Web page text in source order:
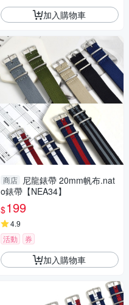
加入購物車
商店 尼龍錶帶 20mm帆布.nat
o錶帶【NEA34】
$199
4.9
活動
券
加入購物車